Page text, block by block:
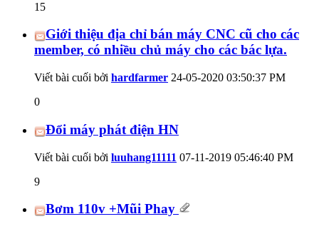
15
Giới thiệu địa chỉ bán máy CNC cũ cho các
member, có nhiều chủ máy cho các bác lựa.
Viết bài cuối bởi hardfarmer 24-05-2020 03:50:37 PM
0
Đổi máy phát điện HN
Viết bài cuối bởi luuhang11111 07-11-2019 05:46:40 PM
9
Bơm 110v +Mũi Phay